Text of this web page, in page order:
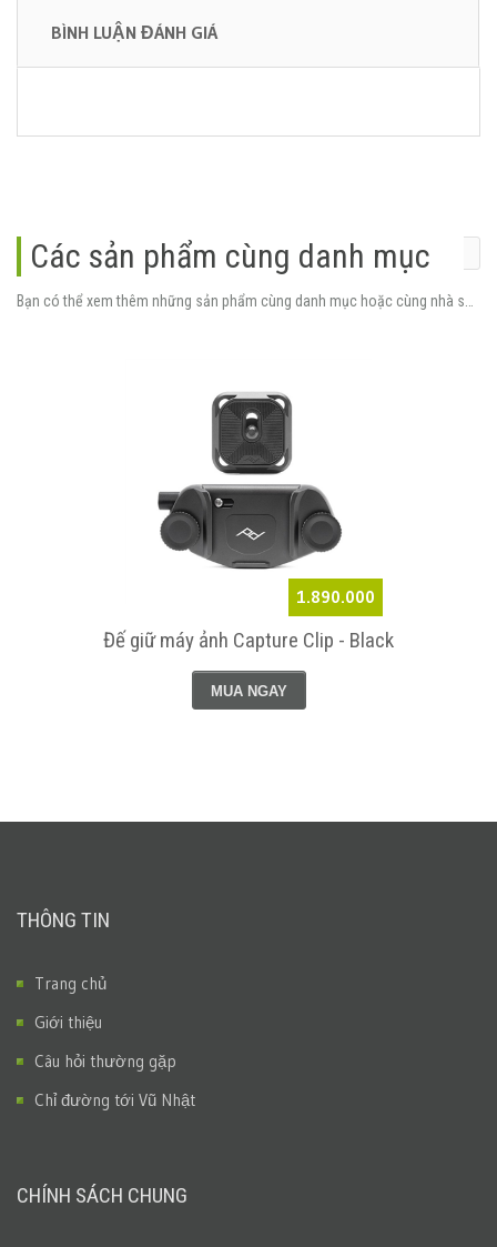
BÌNH LUẬN ĐÁNH GIÁ
Các sản phẩm cùng danh mục
Bạn có thể xem thêm những sản phẩm cùng danh mục hoặc cùng nhà sản xuất.
1.890.000
Đế giữ máy ảnh Capture Clip - Black
MUA NGAY
THÔNG TIN
Trang chủ
Giới thiệu
Câu hỏi thường gặp
Chỉ đường tới Vũ Nhật
CHÍNH SÁCH CHUNG